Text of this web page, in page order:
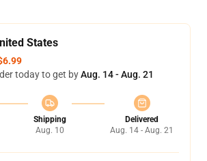
States
today to get byAug. 14 - Aug. 21
Shipping
Aug. 10
Delivered
Aug. 14 - Aug. 21